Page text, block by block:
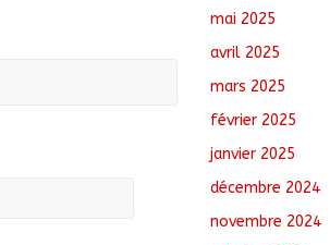
mai 2025
avril 2025
mars 2025
février 2025
janvier 2025
décembre 2024
novembre 2024